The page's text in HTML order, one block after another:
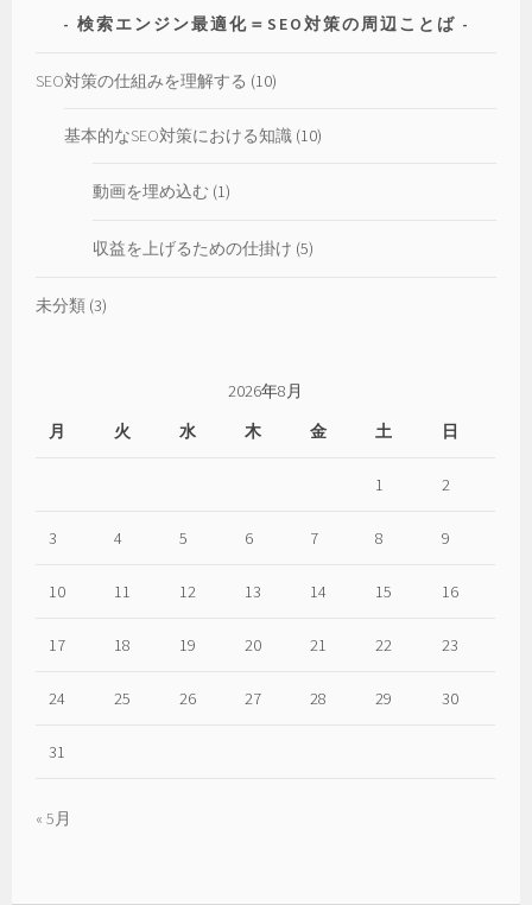
ン
策
と
検索エンジン最適化＝SEO対策の周辺ことば
SEO対策の仕組みを理解する (10)
基本的なSEO対策における知識 (10)
動画を埋め込む (1)
収益を上げるための仕掛け (5)
未分類 (3)
2026年8月
月
火 水 木 金 土 日
1 2
3 4 5 6 7 8 9
10 11 12 13 14 15 16
17 18 19 20 21 22 23
24 25 26 27 28 29 30
31
« 5月